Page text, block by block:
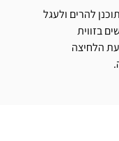
להרים ולעגל
בזווית
הלחיצה